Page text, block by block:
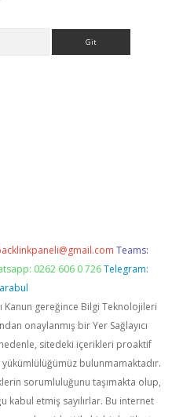
Teams:
0262 606 0 726 Telegram:
Kanun gereğince Bilgi Teknolojileri
onaylanmış bir Yer Sağlayıcı
sitedeki içerikleri proaktif
bulunmamaktadır.
sorumluluğunu taşımakta olup,
kabul etmiş sayılırlar. Bu internet